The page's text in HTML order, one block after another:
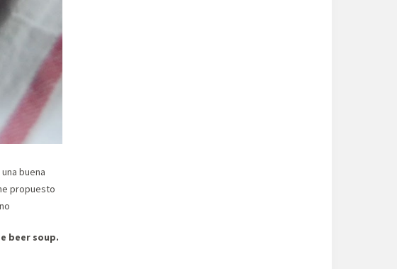
buena
propuesto
beer soup.